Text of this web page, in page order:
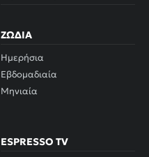
ΖΏΔΙΑ
Ημερήσια
Εβδομαδιαία
Μηνιαία
ESPRESSO TV